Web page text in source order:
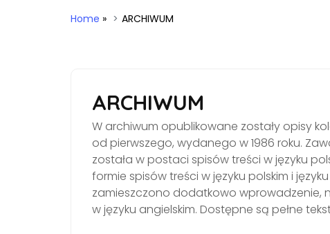
Home » ARCHIWUM
ARCHIWUM
W archiwum opublikowane zostały opisy
od pierwszego, wydanego w 1986 roku.
została w postaci spisów treści w języku
formie spisów treści w języku polskim i języku
zamieszczono dodatkowo wprowadzenie,
w języku angielskim. Dostępne są pełne